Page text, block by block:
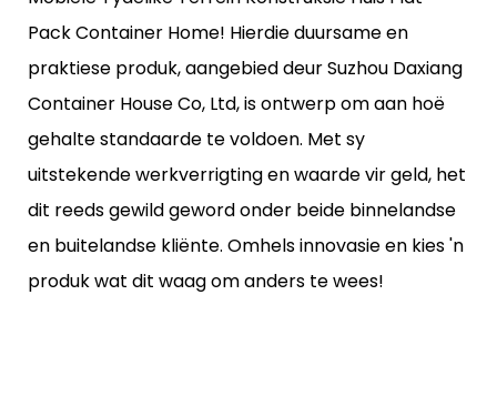
Pack Container Home! Hierdie duursame en
praktiese produk, aangebied deur Suzhou Daxiang
Container House Co, Ltd, is ontwerp om aan hoë
gehalte standaarde te voldoen. Met sy
uitstekende werkverrigting en waarde vir geld, het
dit reeds gewild geword onder beide binnelandse
en buitelandse kliënte. Omhels innovasie en kies 'n
produk wat dit waag om anders te wees!